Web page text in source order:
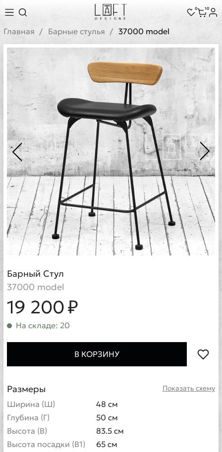
0 10
Главная Барные стулья 37000 model
Барный Стул
37000 model
19 200 ₽
На складе: 20
В КОРЗИНУ
Показать схему
Размеры
Ширина (Ш)
48 см
Глубина (Г)
50 см
Высота (В)
83.5 см
Высота посадки (В1)
65 см